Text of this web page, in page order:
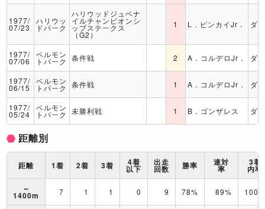
1977/
07/23
ハリウッ
ドパーク
ハリウッドジュベナ
イルチャンピオンシ
ップステークス
（G2）
1 L．ピンカイJr． ダ
1977/
07/06
ベルモン
トパーク 条件戦 2 A．コルデロJr． ダ
1977/
06/15
ベルモン
トパーク 条件戦 1 A．コルデロJr． ダ
1977/
05/24
ベルモン
トパーク 未勝利戦 1 B．ゴンザレス ダ
距離別
距離 1着 2着 3着 4着
以下
出走
回数 勝率 連対
率
3着
内率
～
1400m 7 1 1 0 9 78% 89%